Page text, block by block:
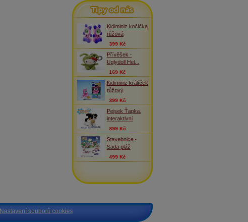
Tipy od nás
Kidiminiz kočička
růžová
399 Kč
Přívěšek -
Uglydoll Hel...
169 Kč
Kidiminiz králíček
růžový
399 Kč
Pejsek Ťapka,
interaktivní
899 Kč
Stavebnice -
Sada pláž
499 Kč
Nastavení souborů cookies